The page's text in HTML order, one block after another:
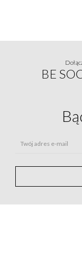
BE
Twój adres e-mail